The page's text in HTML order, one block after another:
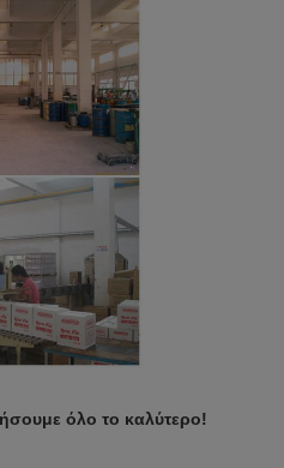
όλο το καλύτερο!